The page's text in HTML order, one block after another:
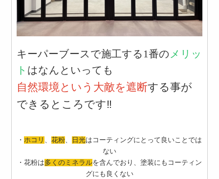
キーパーブースで施工する1番の メリッ
ト はなんといっても
自然環境という大敵を遮断する事が
できるところです‼️
・ ホコリ 、 花粉、 日光はコーティングにとって良いことでは
ない
・花粉は多くのミネラルを含んでおり、塗装にもコーティン
グにも良くない